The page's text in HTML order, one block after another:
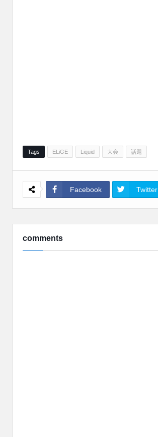
Tags ELiGE Liquid 大会 話題
Facebook Twitter
comments